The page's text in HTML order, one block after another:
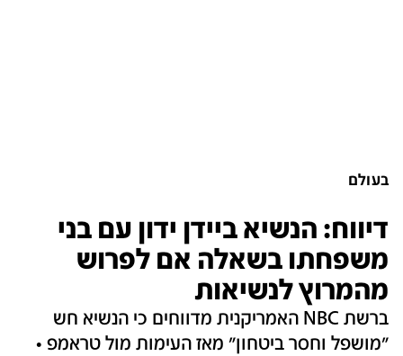
בעולם
דיווח: הנשיא ביידן ידון עם בני
משפחתו בשאלה אם לפרוש
מהמרוץ לנשיאות
ברשת NBC האמריקנית מדווחים כי הנשיא חש
"מושפל וחסר ביטחון" מאז העימות מול טראמפ •